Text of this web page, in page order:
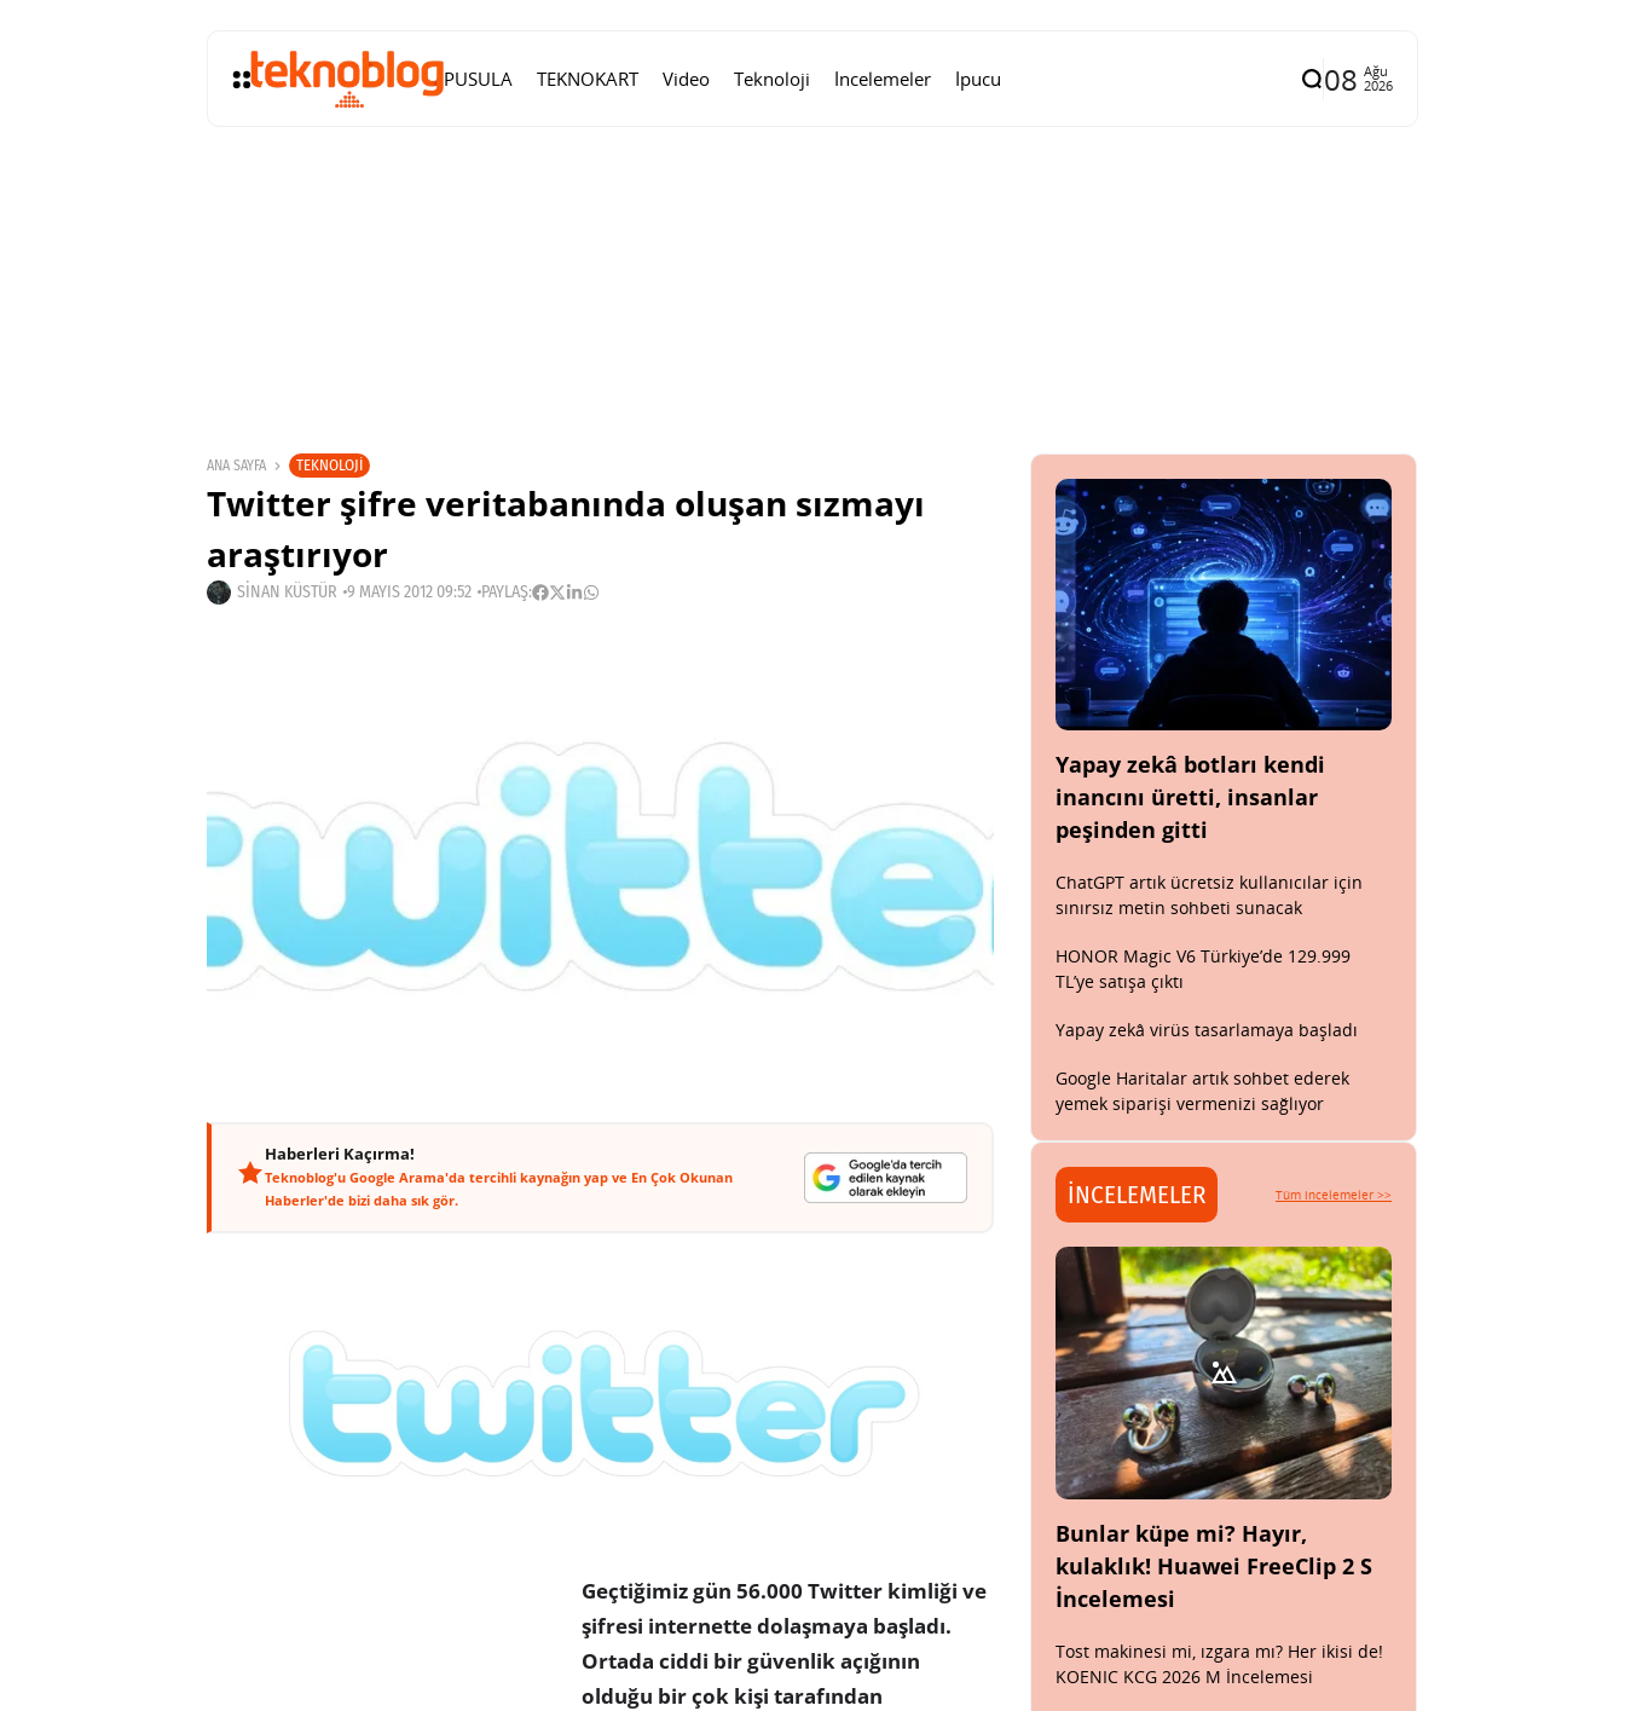
PUSULA TEKNOKART Video Teknoloji İncelemeler İpucu 08 Ağu
2026
ANA SAYFA TEKNOLOJI
Twitter şifre veritabanında oluşan sızmayı
araştırıyor
SINAN KÜSTÜR 9 MAYIS 2012 09:52 PAYLAŞ:
Haberleri Kaçırma!
Teknoblog'u Google Arama'da tercihli kaynağın yap ve En Çok Okunan
Haberler'de bizi daha sık gör.
Geçtiğimiz gün 56.000 Twitter kimliği ve
şifresi internette dolaşmaya başladı.
Ortada ciddi bir güvenlik açığının
olduğu bir çok kişi tarafından
Yapay zekâ botları kendi
inancını üretti, insanlar
peşinden gitti
ChatGPT artık ücretsiz kullanıcılar için
sınırsız metin sohbeti sunacak
HONOR Magic V6 Türkiye’de 129.999
TL’ye satışa çıktı
Yapay zekâ virüs tasarlamaya başladı
Google Haritalar artık sohbet ederek
yemek siparişi vermenizi sağlıyor
İNCELEMELER Tüm incelemeler >>
Bunlar küpe mi? Hayır,
kulaklık! Huawei FreeClip 2 S
İncelemesi
Tost makinesi mi, ızgara mı? Her ikisi de!
KOENIC KCG 2026 M İncelemesi